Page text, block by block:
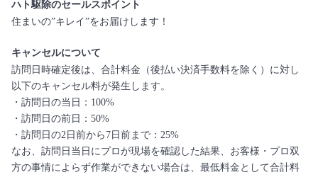
ハト駆除のセールスポイント
住まいの”キレイ”をお届けします！
キャンセルについて
訪問日時確定後は、合計料金（後払い決済手数料を除く）に対し
以下のキャンセル料が発生します。
・訪問日の当日：100%
・訪問日の前日：50%
・訪問日の2日前から7日前まで：25%
なお、訪問日当日にプロが現場を確認した結果、お客様・プロ双
方の事情によらず作業ができない場合は、最低料金として合計料